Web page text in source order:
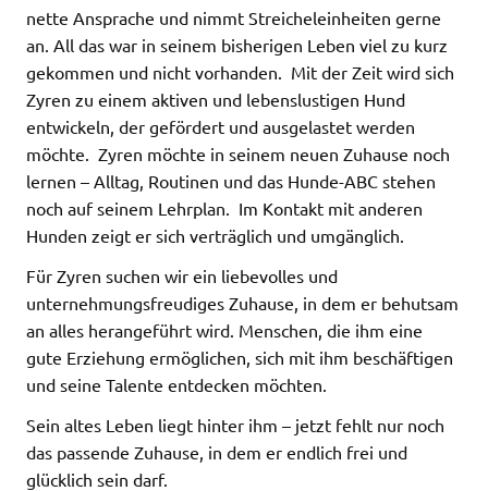
nette Ansprache und nimmt Streicheleinheiten gerne
an. All das war in seinem bisherigen Leben viel zu kurz
gekommen und nicht vorhanden. Mit der Zeit wird sich
Zyren zu einem aktiven und lebenslustigen Hund
entwickeln, der gefördert und ausgelastet werden
möchte. Zyren möchte in seinem neuen Zuhause noch
lernen – Alltag, Routinen und das Hunde-ABC stehen
noch auf seinem Lehrplan. Im Kontakt mit anderen
Hunden zeigt er sich verträglich und umgänglich.
Für Zyren suchen wir ein liebevolles und
unternehmungsfreudiges Zuhause, in dem er behutsam
an alles herangeführt wird. Menschen, die ihm eine
gute Erziehung ermöglichen, sich mit ihm beschäftigen
und seine Talente entdecken möchten.
Sein altes Leben liegt hinter ihm – jetzt fehlt nur noch
das passende Zuhause, in dem er endlich frei und
glücklich sein darf.